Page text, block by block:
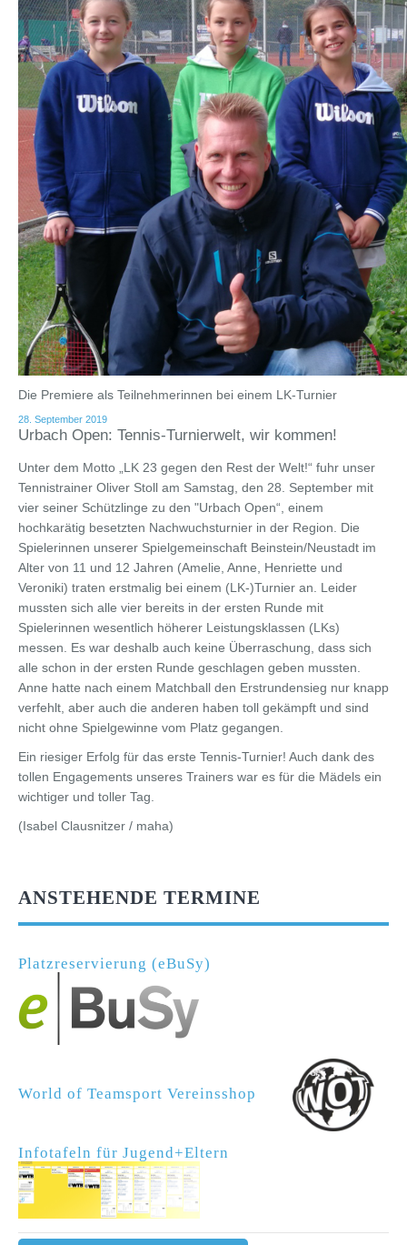
Die Premiere als Teilnehmerinnen bei einem LK-Turnier
28. September 2019
Urbach Open: Tennis-Turnierwelt, wir kommen!
Unter dem Motto „LK 23 gegen den Rest der Welt!“ fuhr unser
Tennistrainer Oliver Stoll am Samstag, den 28. September mit
vier seiner Schützlinge zu den "Urbach Open“, einem
hochkarätig besetzten Nachwuchsturnier in der Region. Die
Spielerinnen unserer Spielgemeinschaft Beinstein/Neustadt im
Alter von 11 und 12 Jahren (Amelie, Anne, Henriette und
Veroniki) traten erstmalig bei einem (LK-)Turnier an. Leider
mussten sich alle vier bereits in der ersten Runde mit
Spielerinnen wesentlich höherer Leistungsklassen (LKs)
messen. Es war deshalb auch keine Überraschung, dass sich
alle schon in der ersten Runde geschlagen geben mussten.
Anne hatte nach einem Matchball den Erstrundensieg nur knapp
verfehlt, aber auch die anderen haben toll gekämpft und sind
nicht ohne Spielgewinne vom Platz gegangen.
Ein riesiger Erfolg für das erste Tennis-Turnier! Auch dank des
tollen Engagements unseres Trainers war es für die Mädels ein
wichtiger und toller Tag.
(Isabel Clausnitzer / maha)
ANSTEHENDE TERMINE
Platzreservierung (eBuSy)
World of Teamsport Vereinsshop
Infotafeln für Jugend+Eltern